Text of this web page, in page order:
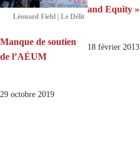
Léonard Fiehl | Le Délit
Manque de soutien
de l’AÉUM
29 octobre 2019
and Equity »
18 février 2013